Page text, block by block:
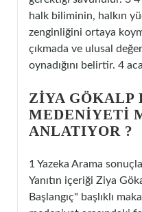
halk biliminin, halkın
zenginliğini ortaya
çıkmada ve ulusal
oynadığını belirtir. 4
ZIYA GÖKALP
MEDENIYETI
ANLATIYOR ?
1 Yazeka Arama
Yanıtın içeriği Ziya
Başlangıç" başlıklı